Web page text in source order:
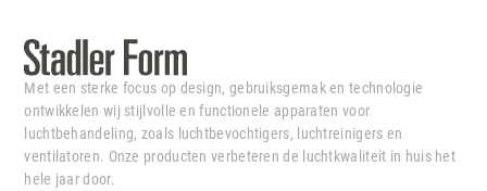
Met een sterke focus op design, gebruiksgemak en technologie
ontwikkelen wij stijlvolle en functionele apparaten voor
luchtbehandeling, zoals luchtbevochtigers, luchtreinigers en
ventilatoren. Onze producten verbeteren de luchtkwaliteit in huis het
hele jaar door.